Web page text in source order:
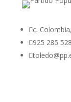
c.
925 285 528
